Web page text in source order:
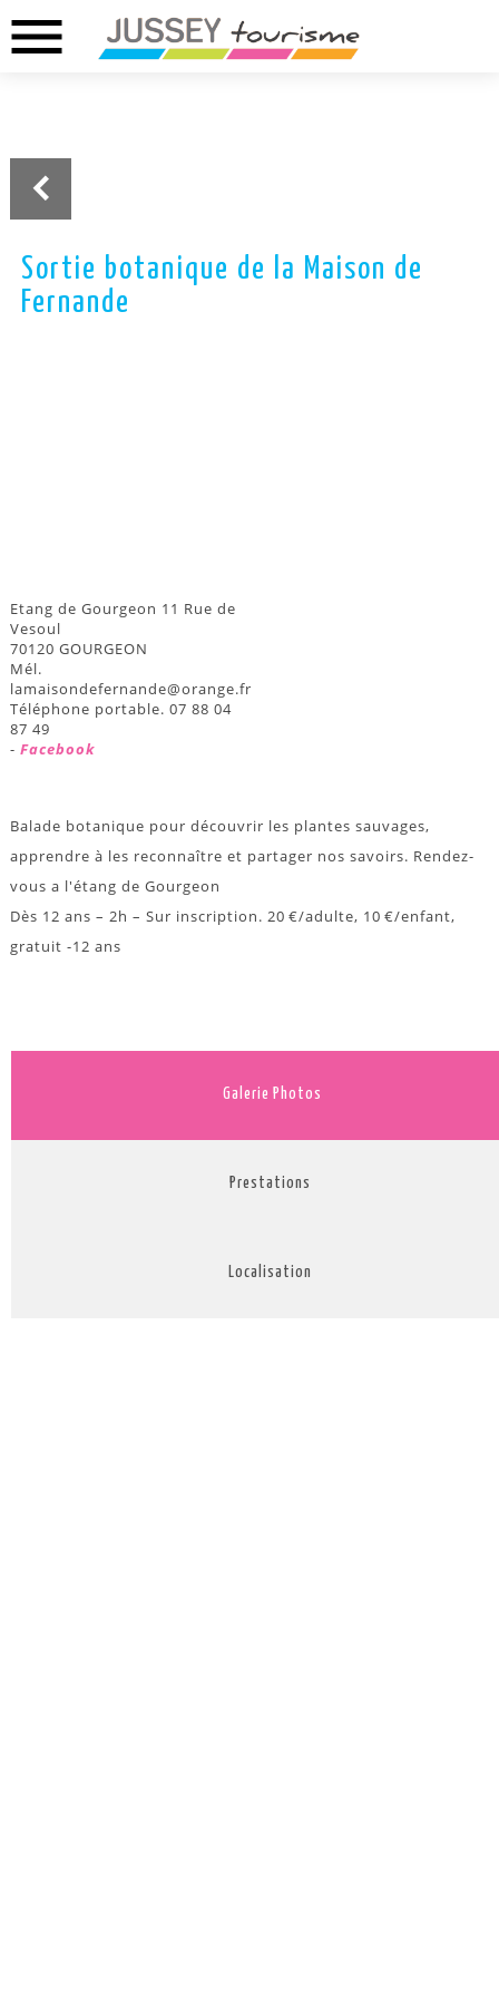
menu ANET
DREUX 02.37.46.01.73
Sortie botanique de la Maison de
Fernande
Etang de Gourgeon 11 Rue de
Vesoul
70120 GOURGEON
Mél.
lamaisondefernande@orange.fr
Téléphone portable. 07 88 04
87 49
- Facebook
Balade botanique pour découvrir les plantes sauvages,
apprendre à les reconnaître et partager nos savoirs. Rendez-
vous a l'étang de Gourgeon
Dès 12 ans – 2h – Sur inscription. 20 €/adulte, 10 €/enfant,
gratuit -12 ans
Galerie Photos
Prestations
Localisation